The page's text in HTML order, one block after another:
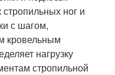
ног и
с шагом,
кровельным
нагрузку
стропильной